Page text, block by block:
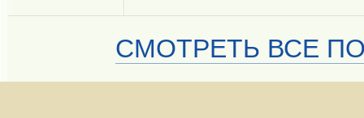
СМОТРЕТЬ ВСЕ